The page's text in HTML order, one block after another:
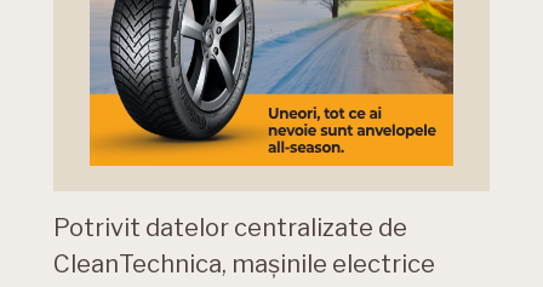
Potrivit datelor centralizate de
CleanTechnica, mașinile electrice